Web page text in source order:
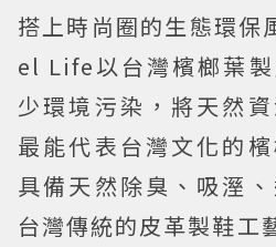
搭上時尚圈的生態環保
el Life以台灣檳榔葉
少環境污染，將天然
最能代表台灣文化的
具備天然除臭、吸溼
台灣傳統的皮革製鞋工